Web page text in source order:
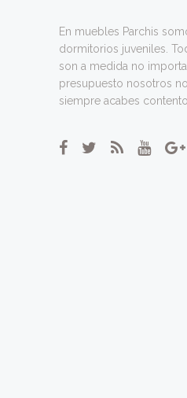
En muebles Parchis
dormitorios juveniles.
son a medida no
presupuesto nosotros
siempre acabes